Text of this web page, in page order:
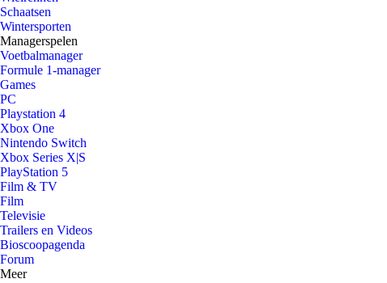
Schaatsen
Wintersporten
Managerspelen
Voetbalmanager
Formule 1-manager
Games
PC
Playstation 4
Xbox One
Nintendo Switch
Xbox Series X|S
PlayStation 5
Film & TV
Film
Televisie
Trailers en Videos
Bioscoopagenda
Forum
Meer